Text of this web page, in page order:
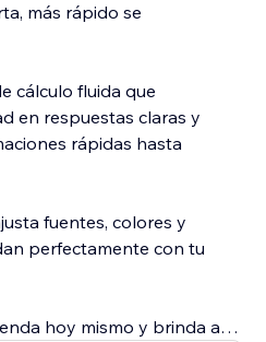
más rápido se
cálculo fluida que
en respuestas claras y
rápidas hasta
fuentes, colores y
perfectamente con tu
hoy mismo y brinda a